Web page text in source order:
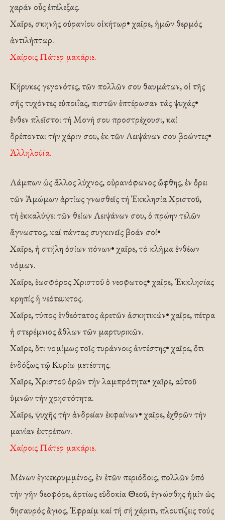
χαράν οὖς ἐπέλεξας.
Χαῖρε, σκηνῆς οὐρανίου οἰκήτωρ• χαῖρε, ἠμῶν θερμός
ἀντιλήπτωρ.
Χαίροις Πάτερ μακάριε.
Κήρυκες γεγονότες, τῶν πολλῶν σου θαυμάτων, οἱ τῆς
σῆς τυχόντες εὐποιΐας, πιστῶν ἐπτέρωσαν τάς ψυχάς•
ἔνθεν πλεῖστοι τή Μονή σου προστρέχουσι, καί
δρέπονται τήν χάριν σου, ἐκ τῶν Λειψάνων σου βοώντες•
Ἀλληλούϊα.
Λάμπων ὡς ἄλλος λύχνος, οὐρανόφωνος ὤφθης, ἐν ὄρει
τῶν Ἀμώμων ἀρτίως γνωσθεῖς τή Ἐκκλησία Χριστοῦ,
τή ἐκκαλύψει τῶν θείων Λειψάνων σου, ὁ πρώην τελῶν
ἄγνωστος, καί πάντας συγκινεῖς βοάν σοί•
Χαῖρε, ἡ στήλη ὁσίων πόνων• χαῖρε, τό κλῆμα ἐνθέων
νόμων.
Χαῖρε, ἑωσφόρος Χριστοῦ ὁ νεοφωτος• χαῖρε, Ἐκκλησίας
κρηπίς ἡ νεότευκτος.
Χαῖρε, τύπος ἐνθεότατος ἀρετῶν ἀσκητικών• χαῖρε, πέτρα
ἡ στερέμνιος ἄθλων τῶν μαρτυρικῶν.
Χαῖρε, ὅτι νομίμως τοῖς τυράννοις ἀντέστης• χαῖρε, ὅτι
ἐνδόξως τῷ Κυρίω μετέστης.
Χαῖρε, Χριστοῦ ὁρῶν τήν λαμπρότητα• χαῖρε, αὐτοῦ
ὑμνῶν τήν χρηστότητα.
Χαῖρε, ψυχῆς τήν ἀνδρείαν ἐκφαίνων• χαῖρε, ἐχθρῶν τήν
μανίαν ἐκτρέπων.
Χαίροις Πάτερ μακάριε.
Μένων ἐγκεκρυμμένος, ἐν ἐτῶν περιόδοις, πολλῶν ὑπό
τήν γῆν θεοφόρε, ἀρτίως εὐδοκία Θεοῦ, ἐγνώσθης ἠμίν ὡς
θησαυρός ἅγιος, Ἐφραίμ καί τή σή χάριτι, πλουτίζεις τούς